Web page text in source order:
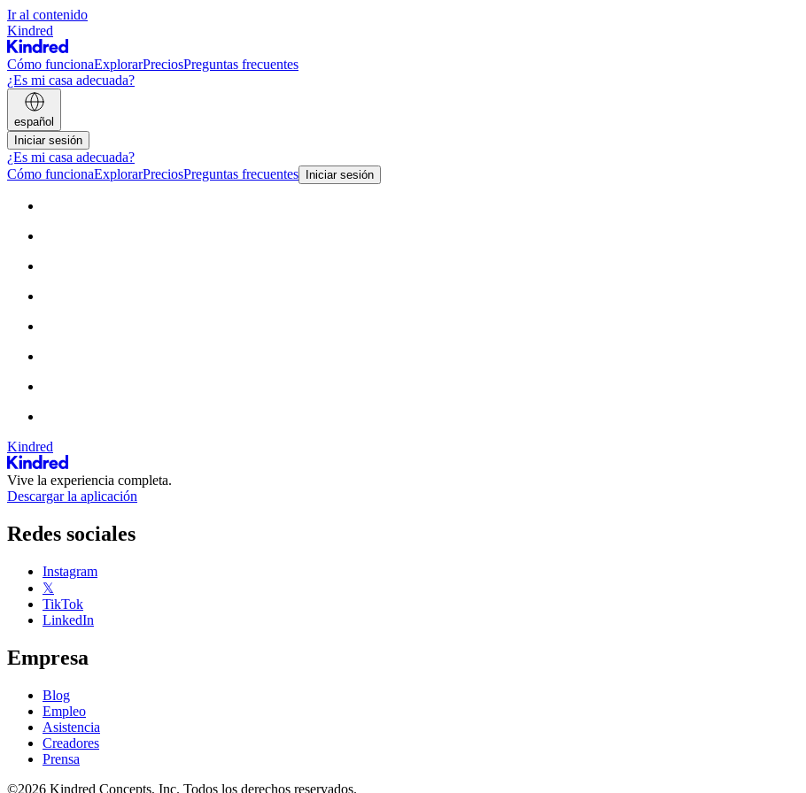
Ir al contenido
Kindred
Cómo funcionaExplorarPreciosPreguntas frecuentes
¿Es mi casa adecuada?
español
Iniciar sesión
¿Es mi casa adecuada?
Cómo funcionaExplorarPreciosPreguntas frecuentes Iniciar sesión
Kindred
Vive la experiencia completa.
Descargar la aplicación
Redes sociales
Instagram
𝕏
TikTok
LinkedIn
Empresa
Blog
Empleo
Asistencia
Creadores
Prensa
©2026 Kindred Concepts, Inc. Todos los derechos reservados.